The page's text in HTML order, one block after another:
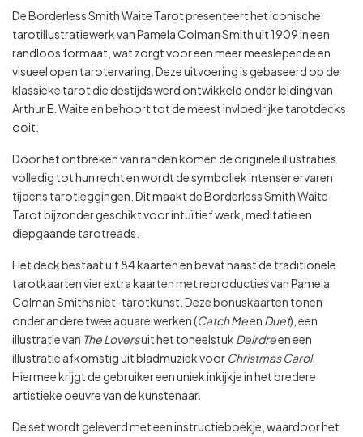
De Borderless Smith Waite Tarot presenteert het iconische
tarot­illustratiewerk van Pamela Colman Smith uit 1909 in een
randloos formaat, wat zorgt voor een meer meeslepende en
visueel open tarotervaring. Deze uitvoering is gebaseerd op de
klassieke tarot die destijds werd ontwikkeld onder leiding van
Arthur E. Waite en behoort tot de meest invloedrijke tarotdecks
ooit.
Door het ontbreken van randen komen de originele illustraties
volledig tot hun recht en wordt de symboliek intenser ervaren
tijdens tarotleggingen. Dit maakt de Borderless Smith Waite
Tarot bijzonder geschikt voor intuïtief werk, meditatie en
diepgaande tarotreads.
Het deck bestaat uit 84 kaarten en bevat naast de traditionele
tarotkaarten vier extra kaarten met reproducties van Pamela
Colman Smiths niet-tarotkunst. Deze bonuskaarten tonen
onder andere twee aquarelwerken (Catch Meen Duet), een
illustratie van The Loversuit het toneelstuk Deirdreen een
illustratie afkomstig uit bladmuziek voor Christmas Carol.
Hiermee krijgt de gebruiker een uniek inkijkje in het bredere
artistieke oeuvre van de kunstenaar.
De set wordt geleverd met een instructieboekje, waardoor het